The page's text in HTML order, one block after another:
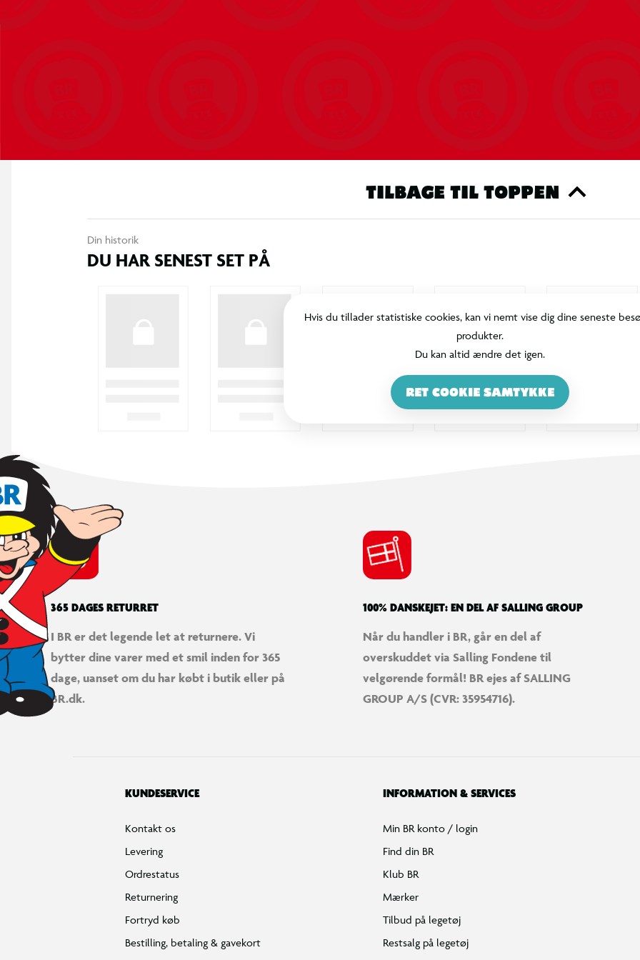
TILBAGE TIL TOPPEN
Din historik
DU HAR SENEST SET PÅ
Hvis du tillader statistiske cookies, kan vi nemt vise dig dine seneste
produkter.
Du kan altid ændre det igen.
RET COOKIE SAMTYKKE
365 DAGES RETURRET
I BR er det legende let at returnere. Vi
bytter dine varer med et smil inden for 365
dage, uanset om du har købt i butik eller på
BR.dk.
100% DANSKEJET: EN DEL AF SALLING GROUP
Når du handler i BR, går en del af
overskuddet via Salling Fondene til
velgørende formål! BR ejes af SALLING
GROUP A/S (CVR: 35954716).
KUNDESERVICE
Kontakt os
Levering
Ordrestatus
Returnering
Fortryd køb
Bestilling, betaling & gavekort
INFORMATION & SERVICES
Min BR konto / login
Find din BR
Klub BR
Mærker
Tilbud på legetøj
Restsalg på legetøj